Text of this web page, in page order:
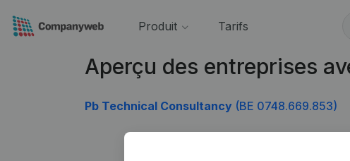
Produit Tarifs
Aperçu des entreprises
Pb Technical Consultancy (BE 0748.669.853)